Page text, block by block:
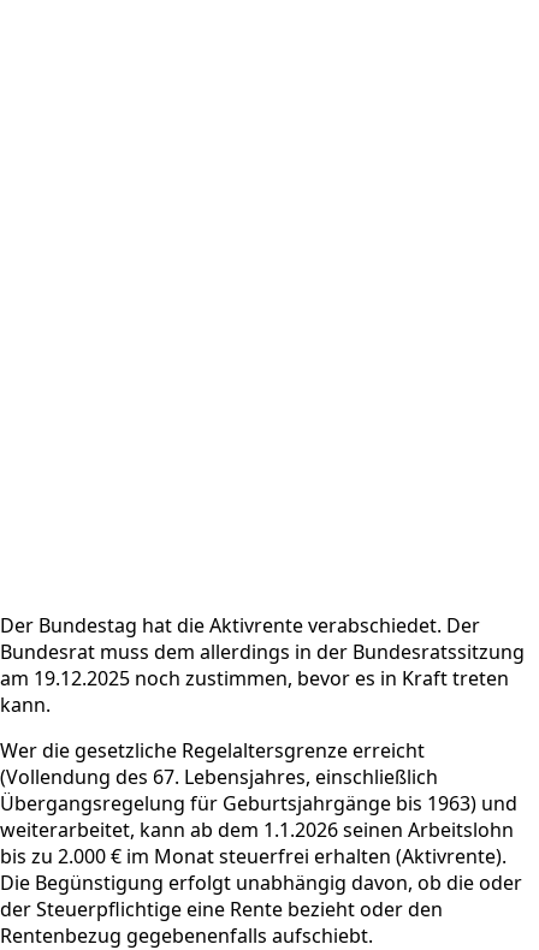
Der Bundestag hat die Aktivrente verabschiedet. Der
Bundesrat muss dem allerdings in der Bundesratssitzung
am 19.12.2025 noch zustimmen, bevor es in Kraft treten
kann.
Wer die gesetzliche Regelaltersgrenze erreicht
(Vollendung des 67. Lebensjahres, einschließlich
Übergangsregelung für Geburtsjahrgänge bis 1963) und
weiterarbeitet, kann ab dem 1.1.2026 seinen Arbeitslohn
bis zu 2.000 € im Monat steuerfrei erhalten (Aktivrente).
Die Begünstigung erfolgt unabhängig davon, ob die oder
der Steuerpflichtige eine Rente bezieht oder den
Rentenbezug gegebenenfalls aufschiebt.